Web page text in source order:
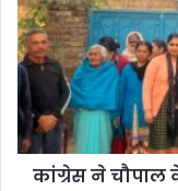
कांग्रेस ने